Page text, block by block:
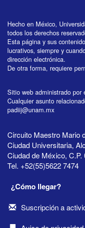
Hecho en México,
todos los derechos
Esta página y sus
lucrativos, siempre y
dirección electrónica.
De otra forma, requiere
Sitio web administrado por
Cualquier asunto
padiij@unam.mx
Circuito Maestro Mario
Ciudad Universitaria,
Ciudad de México, C.P.
Tel. +52(55)5622 7474
¿Cómo llegar?
Suscripción a